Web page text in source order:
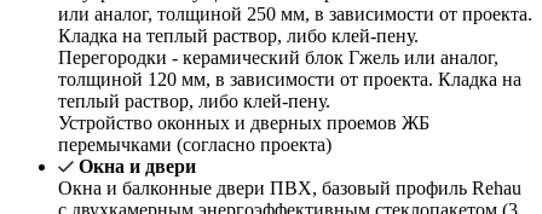
или аналог, толщиной 250 мм, в зависимости от проекта.
Кладка на теплый раствор, либо клей-пену.
Перегородки - керамический блок Гжель или аналог,
толщиной 120 мм, в зависимости от проекта. Кладка на
теплый раствор, либо клей-пену.
Устройство оконных и дверных проемов ЖБ
перемычками (согласно проекта)
Окна и двери
Окна и балконные двери ПВХ, базовый профиль Rehau